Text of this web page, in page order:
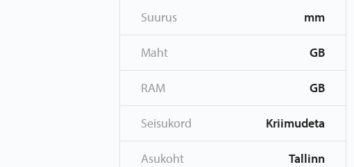
Suurus mm
Maht GB
RAM GB
Seisukord Kriimudeta
Asukoht Tallinn